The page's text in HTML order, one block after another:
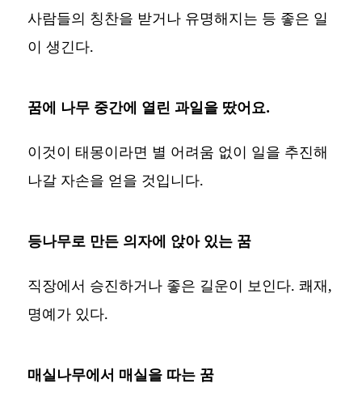
사람들의 칭찬을 받거나 유명해지는 등 좋은 일
이 생긴다.
꿈에 나무 중간에 열린 과일을 땄어요.
이것이 태몽이라면 별 어려움 없이 일을 추진해
나갈 자손을 얻을 것입니다.
등나무로 만든 의자에 앉아 있는 꿈
직장에서 승진하거나 좋은 길운이 보인다. 쾌재,
명예가 있다.
매실나무에서 매실을 따는 꿈